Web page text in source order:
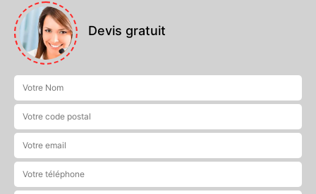
Devis gratuit